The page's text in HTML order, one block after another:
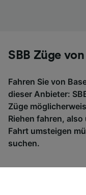
SBB Züge
Fahren Sie von
dieser Anbieter:
Züge
Riehen fahren,
Fahrt umsteigen
suchen.